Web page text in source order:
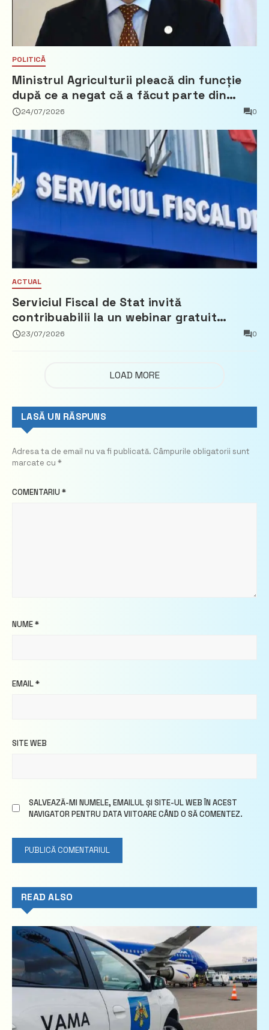
POLITICĂ
Ministrul Agriculturii pleacă din funcție
după ce a negat că a făcut parte din
Partidul Democrat
24/07/2026 0
ACTUAL
Serviciul Fiscal de Stat invită
contribuabilii la un webinar gratuit
privind calculul impozitului pe bunurile
23/07/2026 0
LOAD MORE
LASĂ UN RĂSPUNS
Adresa ta de email nu va fi publicată. Câmpurile obligatorii sunt
marcate cu *
COMENTARIU *
NUME*
EMAIL*
SITE WEB
SALVEAZĂ-MI NUMELE, EMAILUL ȘI SITE-UL WEB ÎN ACEST
NAVIGATOR PENTRU DATA VIITOARE CÂND O SĂ COMENTEZ.
READ ALSO